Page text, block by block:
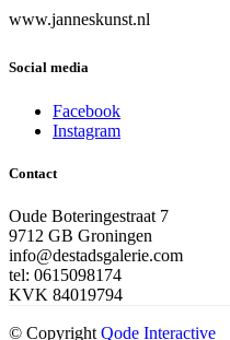
www.janneskunst.nl
Social media
Facebook
Instagram
Contact
Oude Boteringestraat 7
9712 GB Groningen
info@destadsgalerie.com
tel: 0615098174
KVK 84019794
© Copyright Qode Interactive